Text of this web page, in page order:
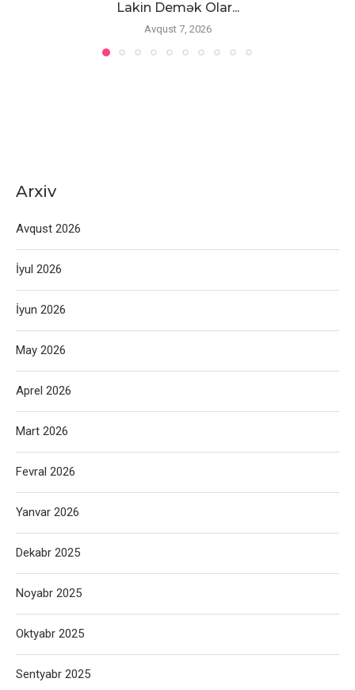
Lakin Demək Olar...
Avqust 7, 2026
Arxiv
Avqust 2026
İyul 2026
İyun 2026
May 2026
Aprel 2026
Mart 2026
Fevral 2026
Yanvar 2026
Dekabr 2025
Noyabr 2025
Oktyabr 2025
Sentyabr 2025